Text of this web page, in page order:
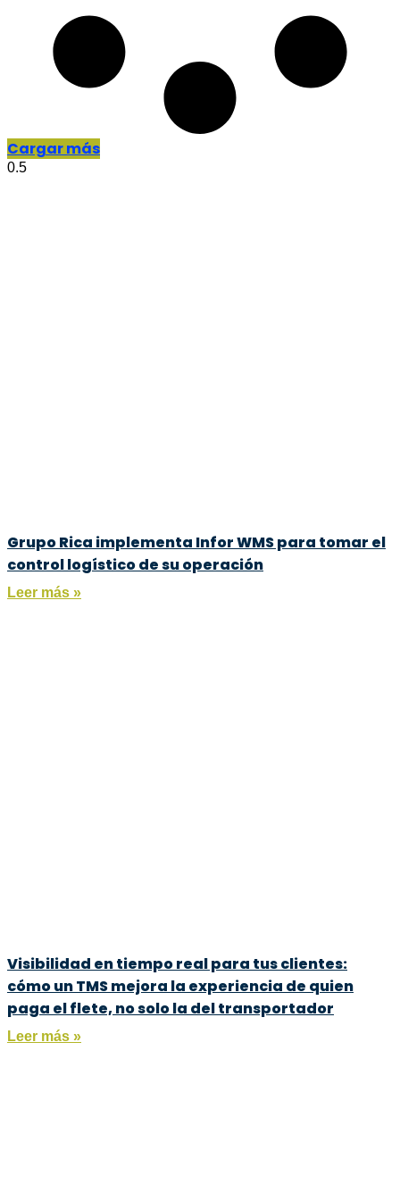
Cargar más
Grupo Rica implementa Infor WMS para tomar el
control logístico de su operación
Leer más »
Visibilidad en tiempo real para tus clientes:
cómo un TMS mejora la experiencia de quien
paga el flete, no solo la del transportador
Leer más »